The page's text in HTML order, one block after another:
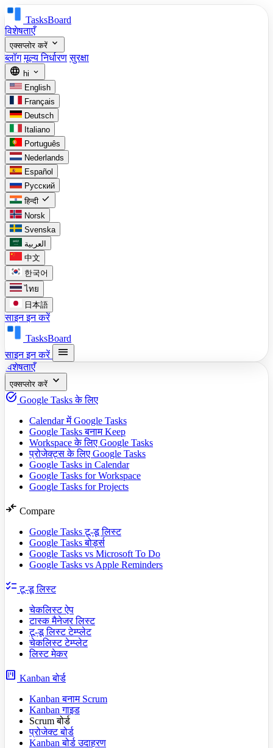
TasksBoard
विशेषताएँ
एक्सप्लोर करें expand_more
ब्लॉग मूल्य निर्धारण सुरक्षा
language hi expand_more
English
Français
Deutsch
Italiano
Português
Nederlands
Español
Русский
हिन्दी check
Norsk
Svenska
العربية
中文
한국어
ไทย
日本語
साइन इन करें
TasksBoard
साइन इन करें
menu
विशेषताएँ
एक्सप्लोर करें expand_more
task_alt Google Tasks के लिए
Calendar में Google Tasks
Google Tasks बनाम Keep
Workspace के लिए Google Tasks
प्रोजेक्ट्स के लिए Google Tasks
Google Tasks in Calendar
Google Tasks for Workspace
Google Tasks for Projects
compare_arrows Compare
Google Tasks टू-डू लिस्ट
Google Tasks बोर्ड्स
Google Tasks vs Microsoft To Do
Google Tasks vs Apple Reminders
checklist टू-डू लिस्ट
चेकलिस्ट ऐप
टास्क मैनेजर लिस्ट
टू-डू लिस्ट टेम्प्लेट
चेकलिस्ट टेम्प्लेट
लिस्ट मेकर
view_kanban Kanban बोर्ड
Kanban बनाम Scrum
Kanban गाइड
Scrum बोर्ड
प्रोजेक्ट बोर्ड
Kanban बोर्ड उदाहरण